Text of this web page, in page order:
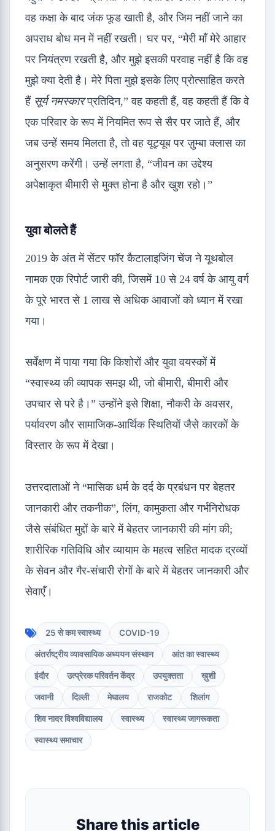
वह कक्षा के बाद जंक फूड खाती है, और जिम नहीं जाने का
अपराध बोध मन में नहीं रखती। घर पर, “मेरी माँ मेरे आहार
पर नियंत्रण रखती है, और मुझे इसकी परवाह नहीं है कि वह
मुझे क्या देती है। मेरे पिता मुझे इसके लिए प्रोत्साहित करते
हैं सूर्य नमस्कारप्रतिदिन,” वह कहती हैं, वह कहती हैं कि वे
एक परिवार के रूप में नियमित रूप से सैर पर जाते हैं, और
जब उन्हें समय मिलता है, तो वह यूट्यूब पर ज़ुम्बा क्लास का
अनुसरण करेंगी। उन्हें लगता है, “जीवन का उद्देश्य
अपेक्षाकृत बीमारी से मुक्त होना है और खुश रहो।”
युवा बोलते हैं
2019 के अंत में सेंटर फॉर कैटालाइजिंग चेंज ने यूथबोल
नामक एक रिपोर्ट जारी की, जिसमें 10 से 24 वर्ष के आयु वर्ग
के पूरे भारत से 1 लाख से अधिक आवाजों को ध्यान में रखा
गया।
सर्वेक्षण में पाया गया कि किशोरों और युवा वयस्कों में
“स्वास्थ्य की व्यापक समझ थी, जो बीमारी, बीमारी और
उपचार से परे है।” उन्होंने इसे शिक्षा, नौकरी के अवसर,
पर्यावरण और सामाजिक-आर्थिक स्थितियों जैसे कारकों के
विस्तार के रूप में देखा।
उत्तरदाताओं ने “मासिक धर्म के दर्द के प्रबंधन पर बेहतर
जानकारी और तकनीक”, लिंग, कामुकता और गर्भनिरोधक
जैसे संबंधित मुद्दों के बारे में बेहतर जानकारी की मांग की;
शारीरिक गतिविधि और व्यायाम के महत्व सहित मादक द्रव्यों
के सेवन और गैर-संचारी रोगों के बारे में बेहतर जानकारी और
सेवाएँ।
25 से कम स्वास्थ्य COVID-19
अंतर्राष्ट्रीय व्यावसायिक अध्ययन संस्थान आंत का स्वास्थ्य
इंदौर उत्प्रेरक परिवर्तन केंद्र उपयुक्तता ख़ुशी
जवानी दिल्ली मेघालय राजकोट शिलांग
शिव नादर विश्वविद्यालय स्वास्थ्य स्वास्थ्य जागरूकता
स्वास्थ्य समाचार
Share this article